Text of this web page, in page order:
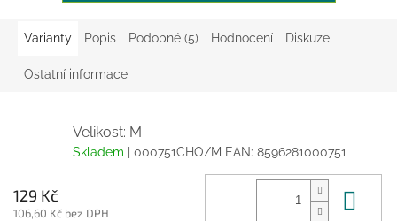
Varianty Popis Podobné (5) Hodnocení Diskuze
Ostatní informace
Velikost: M
Skladem | 000751CHO/M EAN: 8596281000751
129 Kč
106,60 Kč bez DPH